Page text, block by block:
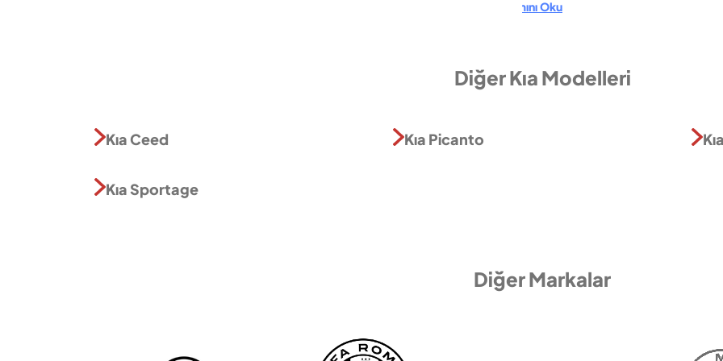
Devamını Oku
Diğer Kıa Modelleri
Kıa Ceed Kıa Picanto
Kıa Sportage
Diğer Markalar